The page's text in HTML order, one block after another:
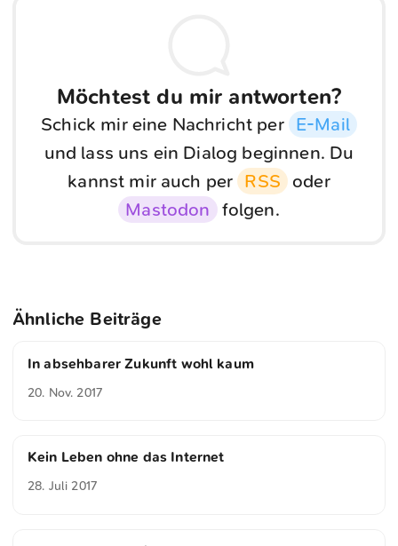
Möchtest du mir antworten?
Schick mir eine Nachricht per E-Mail
und lass uns ein Dialog beginnen. Du
kannst mir auch per RSS oder
Mastodon folgen.
Ähnliche Beiträge
In absehbarer Zukunft wohl kaum
20. Nov. 2017
Kein Leben ohne das Internet
28. Juli 2017